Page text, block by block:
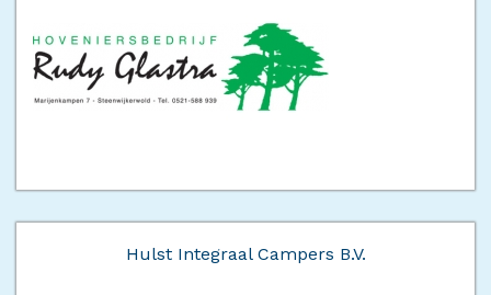
Hulst Integraal Campers B.V.